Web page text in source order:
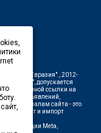
"ТРК "Евразия".
, 2012-
"Гай.рф" , допускается
активной ссылки на
объявлений,
к материалам сайта - это
экспорт и импорт
корпорации Meta,